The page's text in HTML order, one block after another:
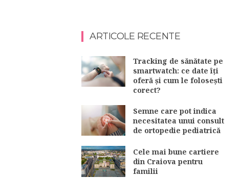
ARTICOLE RECENTE
Tracking de sănătate pe
smartwatch: ce date îți
oferă și cum le folosești
corect?
Semne care pot indica
necesitatea unui consult
de ortopedie pediatrică
Cele mai bune cartiere
din Craiova pentru
familii